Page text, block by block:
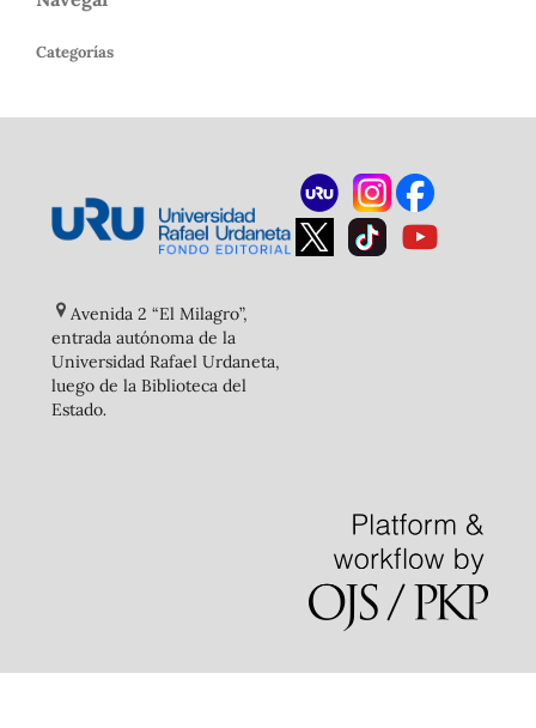
Categorías
Avenida 2 “El Milagro”,
entrada autónoma de la
Universidad Rafael Urdaneta,
luego de la Biblioteca del
Estado.